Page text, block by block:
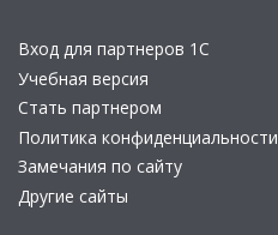
Вход для партнеров 1С
Учебная версия
Стать партнером
Политика конфиденциальности
Замечания по сайту
Другие сайты